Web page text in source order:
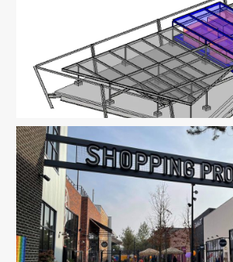
Économie De La Construction
Commercial
Fluides Immobilier Commercial
VRD